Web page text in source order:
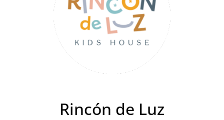
Rincón de Luz